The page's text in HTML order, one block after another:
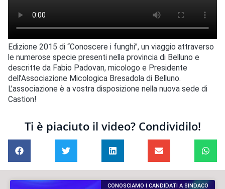
Edizione 2015 di “Conoscere i funghi”, un viaggio attraverso
le numerose specie presenti nella provincia di Belluno e
descritte da Fabio Padovan, micologo e Presidente
dell’Associazione Micologica Bresadola di Belluno.
L’associazione è a vostra disposizione nella nuova sede di
Castion!
Ti è piaciuto il video? Condividilo!
CONOSCIAMO I CANDIDATI A SINDACO